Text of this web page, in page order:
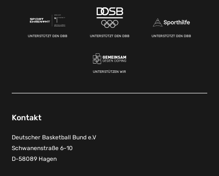
UNTERSTÜTZT DEN DBB UNTERSTÜTZT DEN DBB UNTERSTÜTZT DEN DBB
UNTERSTÜTZEN WIR
Kontakt
Deutscher Basketball Bund e.V
Schwanenstraße 6-10
D-58089 Hagen